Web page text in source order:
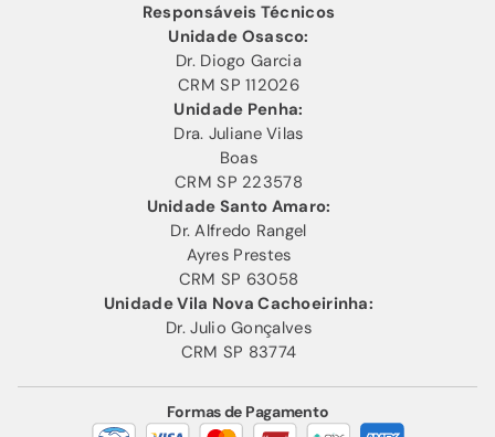
Responsáveis Técnicos
Unidade Osasco:
Dr. Diogo Garcia
CRM SP 112026
Unidade Penha:
Dra. Juliane Vilas
Boas
CRM SP 223578
Unidade Santo Amaro:
Dr. Alfredo Rangel
Ayres Prestes
CRM SP 63058
Unidade Vila Nova Cachoeirinha:
Dr. Julio Gonçalves
CRM SP 83774
Formas de Pagamento